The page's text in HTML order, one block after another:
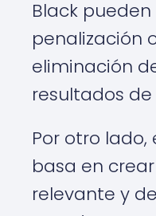
Black
penalización
eliminación
resultados
Por otro lado,
basa en
relevante y